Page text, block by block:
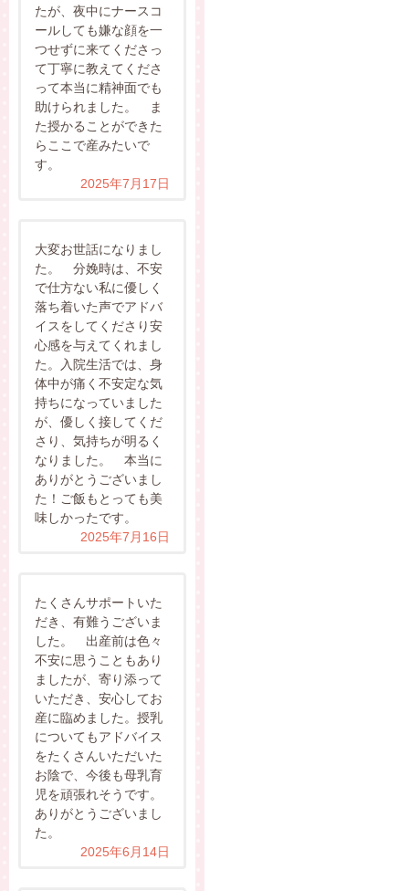
たが、夜中にナースコ
ールしても嫌な顔を一
つせずに来てくださっ
て丁寧に教えてくださ
って本当に精神面でも
助けられました。 ま
た授かることができた
らここで産みたいで
す。
2025年7月17日
大変お世話になりまし
た。 分娩時は、不安
で仕方ない私に優しく
落ち着いた声でアドバ
イスをしてくださり安
心感を与えてくれまし
た。入院生活では、身
体中が痛く不安定な気
持ちになっていました
が、優しく接してくだ
さり、気持ちが明るく
なりました。 本当に
ありがとうございまし
た！ご飯もとっても美
味しかったです。
2025年7月16日
たくさんサポートいた
だき、有難うございま
した。 出産前は色々
不安に思うこともあり
ましたが、寄り添って
いただき、安心してお
産に臨めました。授乳
についてもアドバイス
をたくさんいただいた
お陰で、今後も母乳育
児を頑張れそうです。
ありがとうございまし
た。
2025年6月14日